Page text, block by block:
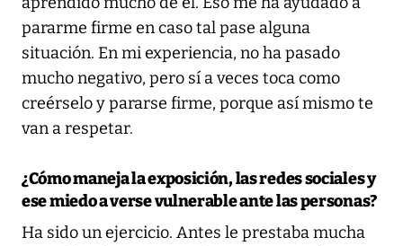
pararme firme en caso tal pase alguna
situación. En mi experiencia, no ha pasado
mucho negativo, pero sí a veces toca como
creérselo y pararse firme, porque así mismo te
van a respetar.
¿Cómo maneja la exposición, las redes sociales y
ese miedo a verse vulnerable ante las personas?
Ha sido un ejercicio. Antes le prestaba mucha